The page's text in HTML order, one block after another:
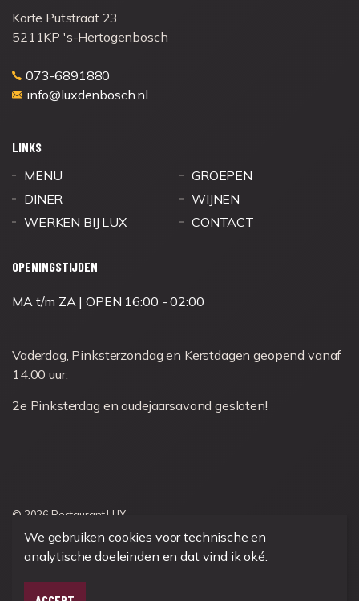
Korte Putstraat 23
5211KP 's-Hertogenbosch
073-6891880
info@luxdenbosch.nl
LINKS
MENU
GROEPEN
DINER
WIJNEN
WERKEN BIJ LUX
CONTACT
OPENINGSTIJDEN
MA t/m ZA | OPEN 16:00 - 02:00
Vaderdag, Pinksterzondag en Kerstdagen geopend vanaf
14.00 uur.
2e Pinksterdag en oudejaarsavond gesloten!
© 2026 Restaurant LUX
We gebruiken cookies voor technische en
analytische doeleinden en dat vind ik oké.